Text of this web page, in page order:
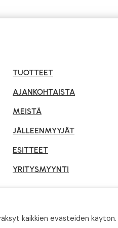
TUOTTEET
AJANKOHTAISTA
MEISTÄ
JÄLLEENMYYJÄT
ESITTEET
YRITYSMYYNTI
kaikkien evästeiden